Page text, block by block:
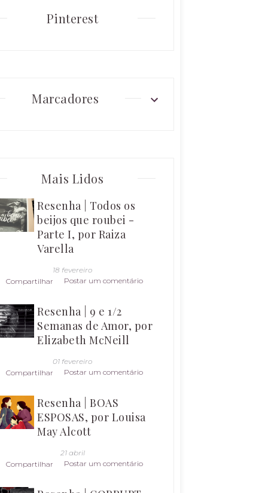
Pinterest
Marcadores
Mais Lidos
18 fevereiro
Resenha | Todos os
beijos que roubei -
Parte I, por Raiza
Varella
Compartilhar Postar um comentário
01 fevereiro
Resenha | 9 e 1/2
Semanas de Amor, por
Elizabeth McNeill
Compartilhar Postar um comentário
21 abril
Resenha | BOAS
ESPOSAS, por Louisa
May Alcott
Compartilhar Postar um comentário